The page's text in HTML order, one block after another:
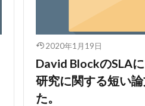
2020年1月19日
David BlockのSLA
研究に関する短い
た。